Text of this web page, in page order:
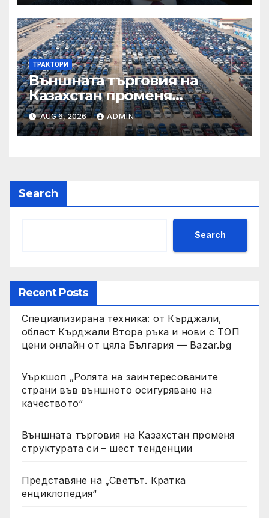
ТРАКТОРИ
Външната търговия на
Казахстан променя
структурата си – шест
тенденции
AUG 6, 2026 ADMIN
Search
Search
Recent Posts
Специализирана техника: от Кърджали,
област Кърджали Втора ръка и нови с ТОП
цени онлайн от цяла България — Bazar.bg
Уъркшоп „Ролята на заинтересованите
страни във външното осигуряване на
качеството“
Външната търговия на Казахстан променя
структурата си – шест тенденции
Представяне на „Светът. Кратка
енциклопедия“